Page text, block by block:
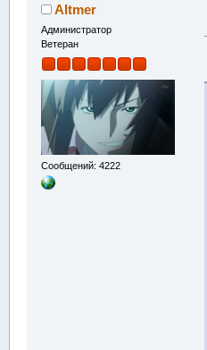
Altmer
Администратор
Ветеран
Сообщений: 4222